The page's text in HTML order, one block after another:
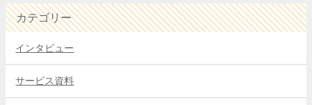
カテゴリー
インタビュー
サービス資料